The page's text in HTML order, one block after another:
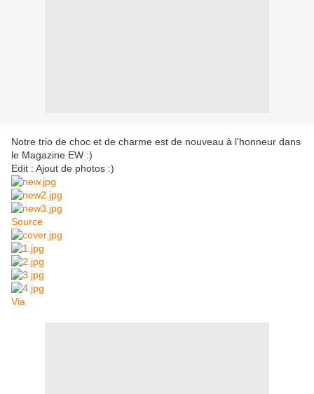
Notre trio de choc et de charme est de nouveau à l'honneur dans
le Magazine EW :)
Edit : Ajout de photos :)
Source
Via